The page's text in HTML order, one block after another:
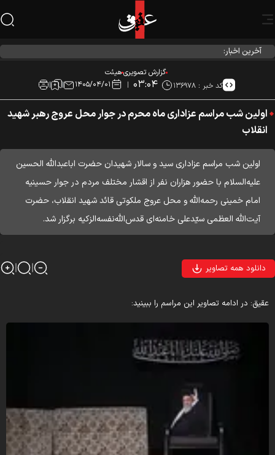
آخرین اخبار: احیاء شب نیمه شعبان در هیئت آیین حسینی
گزارش تصویریهیئت
کد خبر : ۱۳۶۹۷۸ ۰۳:۰۴ ۱۴۰۵/۰۴/۰۱
اولین شب مراسم عزاداری ماه محرم در جوار محل عروج رهبر شهید
انقلاب
اولین شب مراسم عزاداری سید و سالار شهیدان حضرت اباعبدالله الحسین
علیه‌السلام با حضور هزاران نفر از اقشار مختلف مردم در جوار حسینیه
امام خمینی رحمه‌الله و محل عروج ملکوتی قائد شهید انقلاب، حضرت
آیت‌الله العظمی سیّدعلی خامنه‌ای قدس‌الله‌نفسه‌الزکیه برگزار شد.
دانلود همه تصاویر
عقیق: در ادامه تصاویر این مراسم را ببینید: